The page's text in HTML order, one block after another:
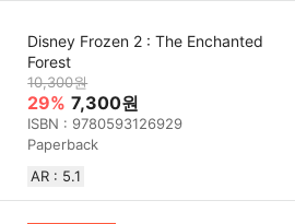
Disney Frozen 2 : The Enchanted
Forest
10,300원
29% 7,300원
ISBN : 9780593126929
Paperback
AR : 5.1